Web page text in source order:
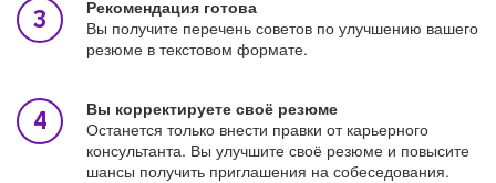
Рекомендация готова
Вы получите перечень советов по улучшению вашего
резюме в текстовом формате.
Вы корректируете своё резюме
Останется только внести правки от карьерного
консультанта. Вы улучшите своё резюме и повысите
шансы получить приглашения на собеседования.